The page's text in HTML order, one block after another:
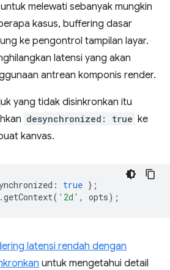
melewati sebanyak mungkin
kasus, buffering dasar
ke pengontrol tampilan layar.
latensi yang akan
antrean komponis render.
yang tidak disinkronkan itu
desynchronized: true ke
kanvas.
: true };
.getContext( '2d' , opts);
latensi rendah dengan
untuk mengetahui detail